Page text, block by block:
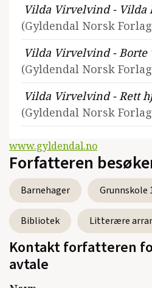
Vilda Virvelvind - Vilda
(Gyldendal Norsk
Vilda Virvelvind -
(Gyldendal Norsk
Vilda Virvelvind - Rett
(Gyldendal Norsk
www.gyldendal.no
Forfatteren
Barnehager Grunnskole
Bibliotek Litterære
Kontakt forfatteren
avtale